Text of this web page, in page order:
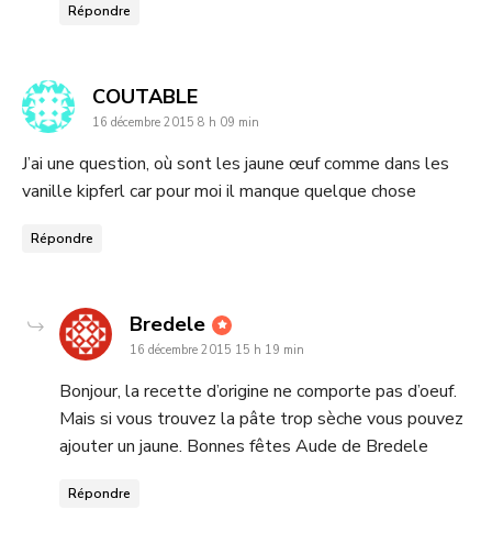
Répondre
COUTABLEdit
:
16 décembre 2015 8 h 09 min
J’ai une question, où sont les jaune œuf comme dans les
vanille kipferl car pour moi il manque quelque chose
Répondre
Bredele
dit
16 décembre 2015 15 h 19 min
Bonjour, la recette d’origine ne comporte pas d’oeuf.
Mais si vous trouvez la pâte trop sèche vous pouvez
ajouter un jaune. Bonnes fêtes Aude de Bredele
Répondre